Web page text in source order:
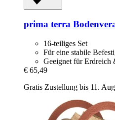
prima terra
16-teiliges Set
Für eine stabile
Geeignet für Erdreich
€ 65,49
Gratis Zustellung bis 11.